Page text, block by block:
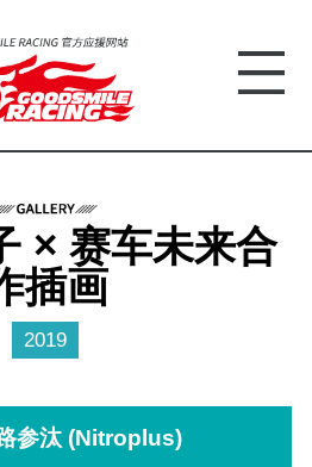
× 赛车未来合
插画
2019
参汰 (Nitroplus)